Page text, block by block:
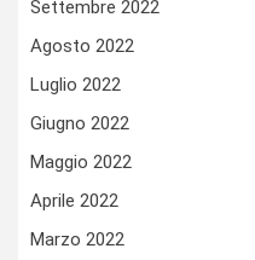
Settembre 2022
Agosto 2022
Luglio 2022
Giugno 2022
Maggio 2022
Aprile 2022
Marzo 2022